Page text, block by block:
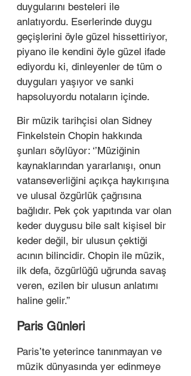
duygularını besteleri ile
anlatıyordu. Eserlerinde duygu
geçişlerini öyle güzel hissettiriyor,
piyano ile kendini öyle güzel ifade
ediyordu ki, dinleyenler de tüm o
duyguları yaşıyor ve sanki
hapsoluyordu notaların içinde.
Bir müzik tarihçisi olan Sidney
Finkelstein Chopin hakkında
şunları söylüyor: ‘’Müziğinin
kaynaklarından yararlanışı, onun
vatanseverliğini açıkça haykırışına
ve ulusal özgürlük çağrısına
bağlıdır. Pek çok yapıtında var olan
keder duygusu bile salt kişisel bir
keder değil, bir ulusun çektiği
acının bilincidir. Chopin ile müzik,
ilk defa, özgürlüğü uğrunda savaş
veren, ezilen bir ulusun anlatımı
haline gelir.’’
Paris Günleri
Paris’te yeterince tanınmayan ve
müzik dünyasında yer edinmeye